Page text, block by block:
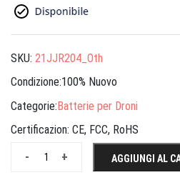
SKU: 21JJR204_Oth
Condizione:100% Nuovo
Categorie:Batterie per Droni
Certificazion: CE, FCC, RoHS
+
- AGGIUNGI AL